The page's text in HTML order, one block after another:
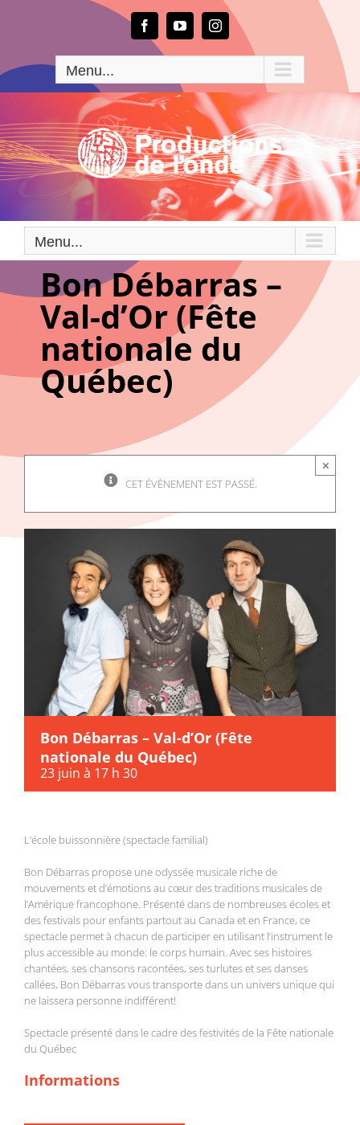
FacebookYouTubeInstagram
Menu...
Menu...
Bon Débarras –
Val-d’Or (Fête
nationale du
Québec)
CET ÉVÈNEMENT EST PASSÉ.
×
Bon Débarras – Val-d’Or (Fête
nationale du Québec)
23 juin à 17 h 30
L’école buissonnière (spectacle familial)
Bon Débarras propose une odyssée musicale riche de
mouvements et d’émotions au cœur des traditions musicales de
l’Amérique francophone. Présenté dans de nombreuses écoles et
des festivals pour enfants partout au Canada et en France, ce
spectacle permet à chacun de participer en utilisant l’instrument le
plus accessible au monde: le corps humain. Avec ses histoires
chantées, ses chansons racontées, ses turlutes et ses danses
callées, Bon Débarras vous transporte dans un univers unique qui
ne laissera personne indifférent!
Spectacle présenté dans le cadre des festivités de la Fête nationale
du Québec
Informations